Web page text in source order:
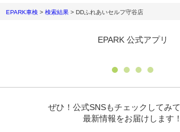
EPARK車検 > 検索結果 > DDふれあいセルフ守谷店